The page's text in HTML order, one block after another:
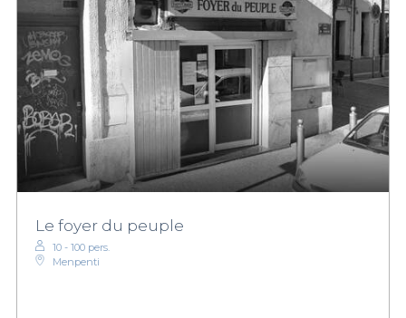
Le foyer du peuple
10 - 100 pers.
Menpenti